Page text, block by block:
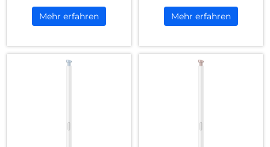
Mehr erfahren Mehr erfahren